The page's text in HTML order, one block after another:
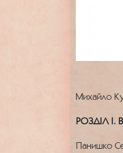
Михайло
РОЗДІЛ
Панишко